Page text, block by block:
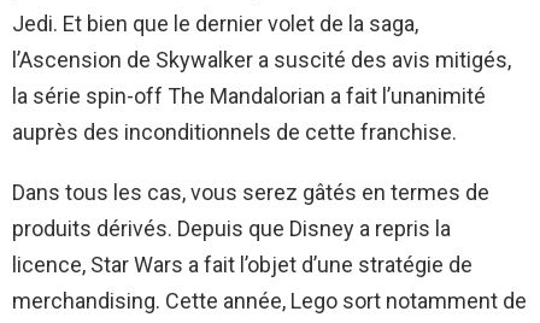
Jedi. Et bien que le dernier volet de la saga,
l’Ascension de Skywalker a suscité des avis mitigés,
la série spin-off The Mandalorian a fait l’unanimité
auprès des inconditionnels de cette franchise.
Dans tous les cas, vous serez gâtés en termes de
produits dérivés. Depuis que Disney a repris la
licence, Star Wars a fait l’objet d’une stratégie de
merchandising. Cette année, Lego sort notamment de